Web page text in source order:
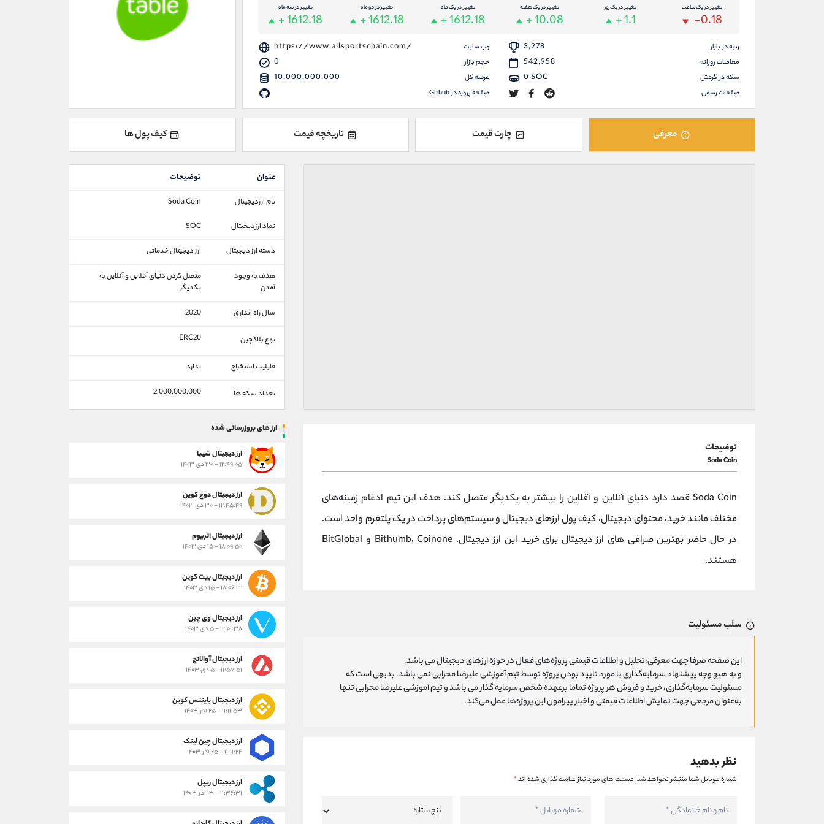
تغییر در یک ساعت
-0.18
تغییر در یک روز
+ 1.1
تغییر در یک هفته
+ 10.08
تغییر در یک ماه
+ 1612.18
تغییر در دو ماه
+ 1612.18
تغییر در سه ماه
+ 1612.18
رتبه در بازار 3,278 وب سایت https://www.allsportschain.com/
معاملات روزانه 542,958 حجم بازار 0
سکه در گردش 0 SOC عرضه کل 10,000,000,000
صفحات رسمی صفحه پروژه در Github
معرفی چارت قیمت تاریخچه قیمت کیف پول ها
عنوان توضیحات
نام ارزدیجیتال
Soda Coin
نماد ارزدیجیتال
SOC
دسته ارز دیجیتال
ارز دیجیتال خدماتی
هدف به وجود
آمدن
متصل کردن دنیای آفلاین و آنلاین به
یکدیگر
سال راه اندازی 2020
نوع بلاکچین ERC20
قابلیت استخراج ندارد
تعداد سکه ها 2,000,000,000
توضیحات
Soda Coin
Soda Coin قصد دارد دنیای آنلاین و آفلاین را بیشتر به یکدیگر متصل کند. هدف این تیم ادغام زمینه‌های
مختلف مانند خرید، محتوای دیجیتال، کیف پول ارزهای دیجیتال و سیستم‌های پرداخت در یک پلتفرم واحد است.
در حال حاضر بهترین صرافی های ارز دیجیتال برای خرید این ارز دیجیتال، Bithumb، Coinone و BitGlobal
هستند.
سلب مسئولیت
این صفحه صرفا جهت معرفی،تحلیل و اطلاعات قیمتی پروژه‌های فعال در حوزه ارزهای دیجیتال می باشد.
و به هیچ وجه پیشنهاد سرمایه‌گذاری یا مورد تایید بودن پروژه توسط تیم آموزشی علیرضا محرابی نمی باشد. بدیهی است که
مسئولیت سرمایه‌گذاری، خرید و فروش هر پروژه تماما برعهده شخص سرمایه گذار می باشد و تیم آموزشی علیرضا محرابی تنها
به‌عنوان مرجعی جهت نمایش اطلاعات قیمتی و اخبار پیرامون این پروژه‌‌ها عمل می‌کند.
نظر بدهید
شماره موبایل شما منتشر نخواهد شد.قسمت های مورد نیاز علامت گذاری شده اند*
ارز های بروزرسانی شده
ارز ديجيتال شیبا
۱۲:۴۹:۰۵ - ۳۰ دی ۱۴۰۳
ارز دیجیتال دوج کوین
۱۲:۴۵:۴۹ - ۳۰ دی ۱۴۰۳
ارز دیجیتال اتریوم
۱۸:۰۹:۵۰ - ۱۵ دی ۱۴۰۳
ارز دیجیتال بیت کوین
۱۸:۰۶:۲۲ - ۱۵ دی ۱۴۰۳
ارز دیجیتال وی چین
۱۲:۰۱:۳۸ - ۵ دی ۱۴۰۳
ارز دیجیتال آوالانچ
۱۱:۵۷:۵۱ - ۵ دی ۱۴۰۳
ارز دیجیتال بایننس کوین
۱۱:۱۱:۵۳ - ۲۵ آذر ۱۴۰۳
ارز دیجیتال چین لینک
۱۱:۱۱:۲۴ - ۲۵ آذر ۱۴۰۳
ارز دیجیتال ریپل
۱۱:۳۶:۳۱ - ۱۳ آذر ۱۴۰۳